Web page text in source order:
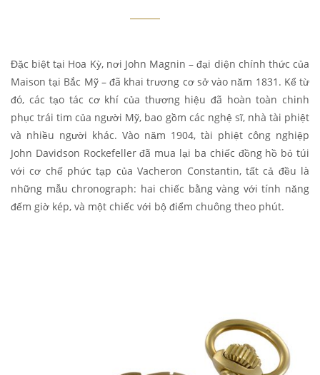
Đặc biệt tại Hoa Kỳ, nơi John Magnin – đại diện chính thức của
Maison tại Bắc Mỹ – đã khai trương cơ sở vào năm 1831. Kể từ
đó, các tạo tác cơ khí của thương hiệu đã hoàn toàn chinh
phục trái tim của người Mỹ, bao gồm các nghệ sĩ, nhà tài phiệt
và nhiều người khác. Vào năm 1904, tài phiệt công nghiệp
John Davidson Rockefeller đã mua lại ba chiếc đồng hồ bỏ túi
với cơ chế phức tạp của Vacheron Constantin, tất cả đều là
những mẫu chronograph: hai chiếc bằng vàng với tính năng
đếm giờ kép, và một chiếc với bộ điểm chuông theo phút.